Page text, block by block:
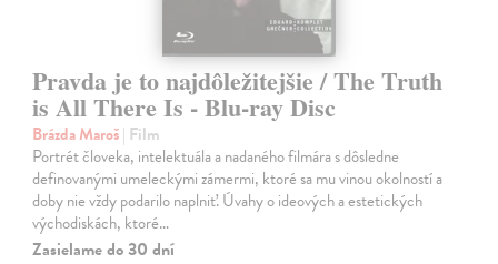
Pravda je to najdôležitejšie / The Truth
is All There Is - Blu-ray Disc
Brázda Maroš| Film
Portrét človeka, intelektuála a nadaného filmára s dôsledne
definovanými umeleckými zámermi, ktoré sa mu vinou okolností a
doby nie vždy podarilo naplniť. Úvahy o ideových a estetických
východiskách, ktoré…
Zasielame do 30 dní